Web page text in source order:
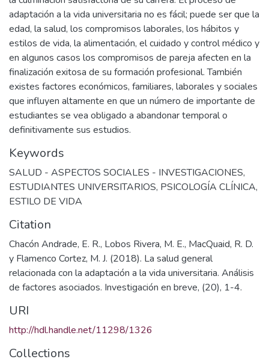
adaptación a la vida universitaria no es fácil; puede ser que la
edad, la salud, los compromisos laborales, los hábitos y
estilos de vida, la alimentación, el cuidado y control médico y
en algunos casos los compromisos de pareja afecten en la
finalización exitosa de su formación profesional. También
existes factores económicos, familiares, laborales y sociales
que influyen altamente en que un número de importante de
estudiantes se vea obligado a abandonar temporal o
definitivamente sus estudios.
Keywords
SALUD - ASPECTOS SOCIALES - INVESTIGACIONES,
ESTUDIANTES UNIVERSITARIOS, PSICOLOGÍA CLÍNICA,
ESTILO DE VIDA
Citation
Chacón Andrade, E. R., Lobos Rivera, M. E., MacQuaid, R. D.
y Flamenco Cortez, M. J. (2018). La salud general
relacionada con la adaptación a la vida universitaria. Análisis
de factores asociados. Investigación en breve, (20), 1-4.
URI
http://hdl.handle.net/11298/1326
Collections